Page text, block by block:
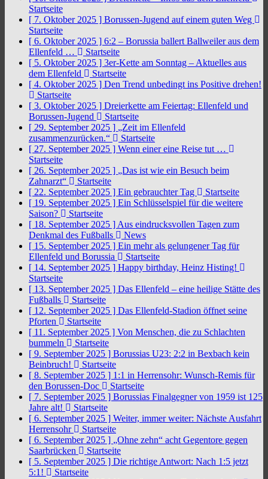
Startseite
[ 7. Oktober 2025 ] Borussen-Jugend auf einem guten Weg
Startseite
[ 6. Oktober 2025 ] 6:2 – Borussia ballert Ballweiler aus dem
Ellenfeld …
Startseite
[ 5. Oktober 2025 ] 3er-Kette am Sonntag – Aktuelles aus
dem Ellenfeld
Startseite
[ 4. Oktober 2025 ] Den Trend unbedingt ins Positive drehen!
Startseite
[ 3. Oktober 2025 ] Dreierkette am Feiertag: Ellenfeld und
Borussen-Jugend
Startseite
[ 29. September 2025 ] „Zeit im Ellenfeld
zusammenzurücken.“
Startseite
[ 27. September 2025 ] Wenn einer eine Reise tut …
Startseite
[ 26. September 2025 ] „Das ist wie ein Besuch beim
Zahnarzt“
Startseite
[ 22. September 2025 ] Ein gebrauchter Tag
Startseite
[ 19. September 2025 ] Ein Schlüsselspiel für die weitere
Saison?
Startseite
[ 18. September 2025 ] Aus eindrucksvollen Tagen zum
Denkmal des Fußballs
News
[ 15. September 2025 ] Ein mehr als gelungener Tag für
Ellenfeld und Borussia
Startseite
[ 14. September 2025 ] Happy birthday, Heinz Histing!
Startseite
[ 13. September 2025 ] Das Ellenfeld – eine heilige Stätte des
Fußballs
Startseite
[ 12. September 2025 ] Das Ellenfeld-Stadion öffnet seine
Pforten
Startseite
[ 11. September 2025 ] Von Menschen, die zu Schlachten
bummeln
Startseite
[ 9. September 2025 ] Borussias U23: 2:2 in Bexbach kein
Beinbruch!
Startseite
[ 8. September 2025 ] 1:1 in Herrensohr: Wunsch-Remis für
den Borussen-Doc
Startseite
[ 7. September 2025 ] Borussias Finalgegner von 1959 ist 125
Jahre alt!
Startseite
[ 6. September 2025 ] Weiter, immer weiter: Nächste Ausfahrt
Herrensohr
Startseite
[ 6. September 2025 ] „Ohne zehn“ acht Gegentore gegen
Saarbrücken
Startseite
[ 5. September 2025 ] Die richtige Antwort: Nach 1:5 jetzt
5:1!
Startseite